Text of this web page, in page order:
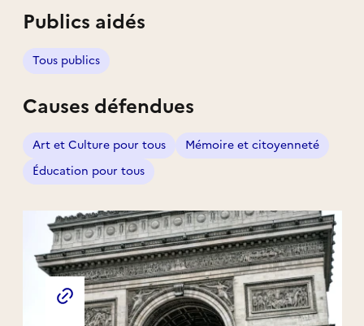
historiques multi-époques liés a l'histoire de
cette période.
Nos uniformes et équipements sont
Si vous êtes intéressé par l'histoire, ou
simplement curieux ; rejoignez nous le temps
d'un événement. Vous serez habillé et nourri
et vous vivrez l'Histoire !
Publics aidés
Tous publics
Causes défendues
Art et Culture pour tous
Mémoire et citoyenneté
Éducation pour tous
Liens externes de l'association
Site web de l'association